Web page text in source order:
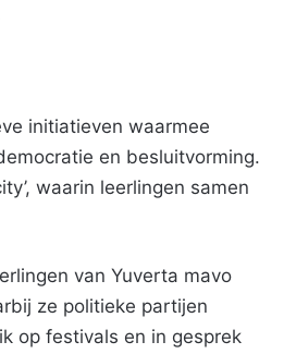
initiatieven waarmee
en besluitvorming.
waarin leerlingen samen
van Yuverta mavo
ze politieke partijen
op festivals en in gesprek